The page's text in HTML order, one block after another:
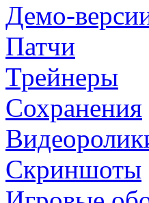
Демо-
Патчи
Трейнеры
Сохранения
Скриншоты